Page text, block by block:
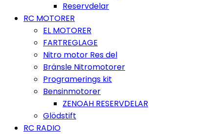
Reservdelar
RC MOTORER
EL MOTORER
FARTREGLAGE
Nitro motor Res del
Bränsle Nitromotorer
Programerings kit
Bensinmotorer
ZENOAH RESERVDELAR
Glödstift
RC RADIO